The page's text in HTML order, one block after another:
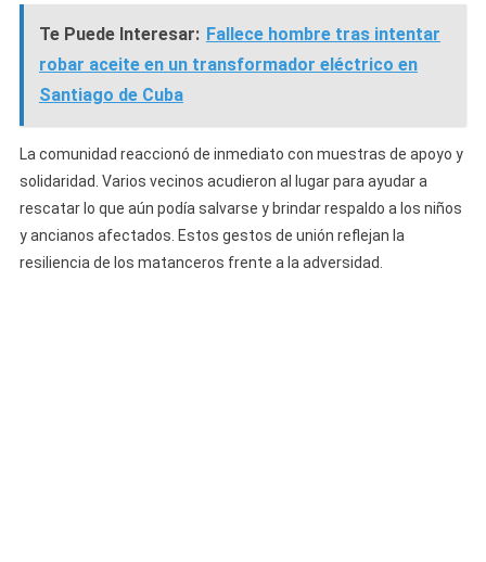
Te Puede Interesar: Fallece hombre tras intentar
robar aceite en un transformador eléctrico en
Santiago de Cuba
La comunidad reaccionó de inmediato con muestras de apoyo y
solidaridad. Varios vecinos acudieron al lugar para ayudar a
rescatar lo que aún podía salvarse y brindar respaldo a los niños
y ancianos afectados. Estos gestos de unión reflejan la
resiliencia de los matanceros frente a la adversidad.